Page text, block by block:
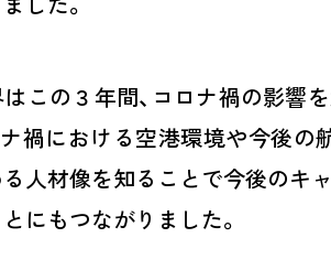
この３年間、コロナ禍の影響
禍における空港環境や今後の
人材像を知ることで今後のキ
にもつながりました。